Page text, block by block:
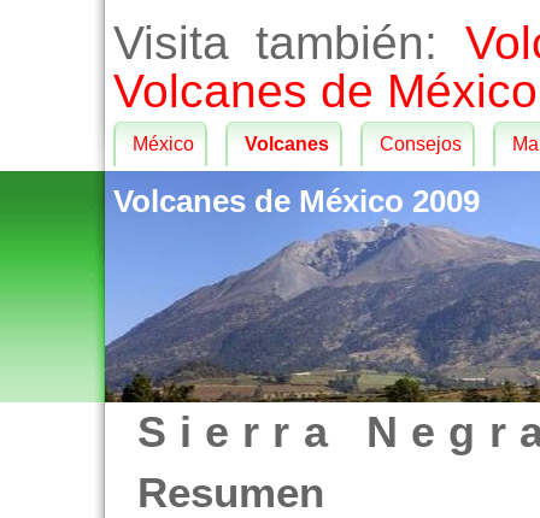
Visita también:
Volcanes de
México Volcanes Consejos
Volcanes de México 2009
Sierra
Resumen